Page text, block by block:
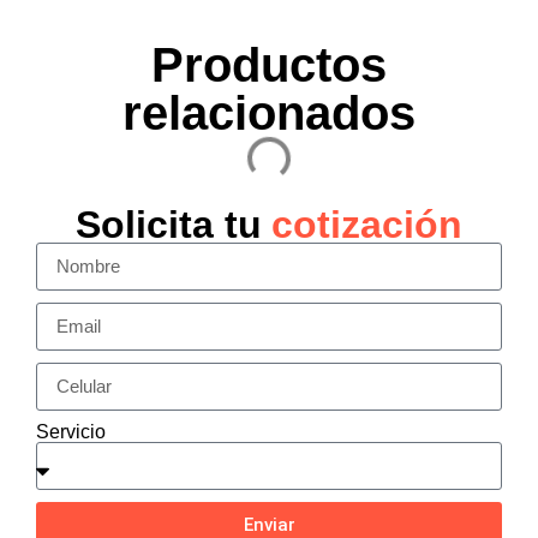
Productos
relacionados
Solicita tu cotización
Servicio
Enviar